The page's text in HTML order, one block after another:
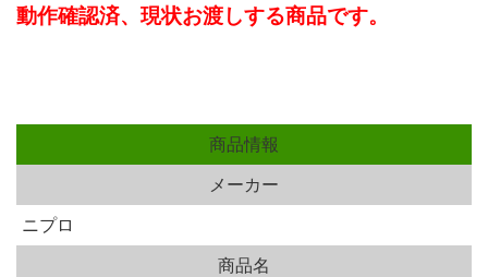
動作確認済、現状お渡しする商品です。
商品情報
メーカー
ニプロ
商品名